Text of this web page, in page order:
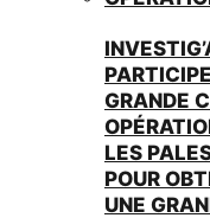
GRANDE
LES
POUR
UNE